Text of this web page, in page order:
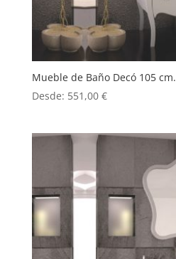
Mueble de Baño Decó 105 cm.
Desde: 551,00 €